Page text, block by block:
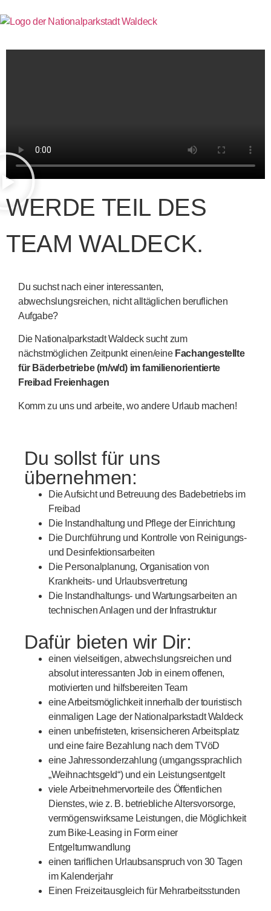
WERDE TEIL DES
TEAM WALDECK.
Du suchst nach einer interessanten,
abwechslungsreichen, nicht alltäglichen beruflichen
Aufgabe?
Die Nationalparkstadt Waldeck sucht zum
nächstmöglichen Zeitpunkt einen/eine Fachangestellte
für Bäderbetriebe (m/w/d) im familienorientierte
Freibad Freienhagen
Komm zu uns und arbeite, wo andere Urlaub machen!
Du sollst für uns
übernehmen:
Die Aufsicht und Betreuung des Badebetriebs im
Freibad
Die Instandhaltung und Pflege der Einrichtung
Die Durchführung und Kontrolle von Reinigungs-
und Desinfektionsarbeiten
Die Personalplanung, Organisation von
Krankheits- und Urlaubsvertretung
Die Instandhaltungs- und Wartungsarbeiten an
technischen Anlagen und der Infrastruktur
Dafür bieten wir Dir:
einen vielseitigen, abwechslungsreichen und
absolut interessanten Job in einem offenen,
motivierten und hilfsbereiten Team
eine Arbeitsmöglichkeit innerhalb der touristisch
einmaligen Lage der Nationalparkstadt Waldeck
einen unbefristeten, krisensicheren Arbeitsplatz
und eine faire Bezahlung nach dem TVöD
eine Jahressonderzahlung (umgangssprachlich
„Weihnachtsgeld“) und ein Leistungsentgelt
viele Arbeitnehmervorteile des Öffentlichen
Dienstes, wie z. B. betriebliche Altersvorsorge,
vermögenswirksame Leistungen, die Möglichkeit
zum Bike-Leasing in Form einer
Entgeltumwandlung
einen tariflichen Urlaubsanspruch von 30 Tagen
im Kalenderjahr
Einen Freizeitausgleich für Mehrarbeitsstunden